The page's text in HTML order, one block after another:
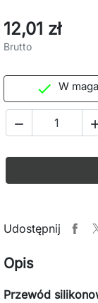
12,01 zł
Brutto
 W

Udostępnij
Opis
Przewód